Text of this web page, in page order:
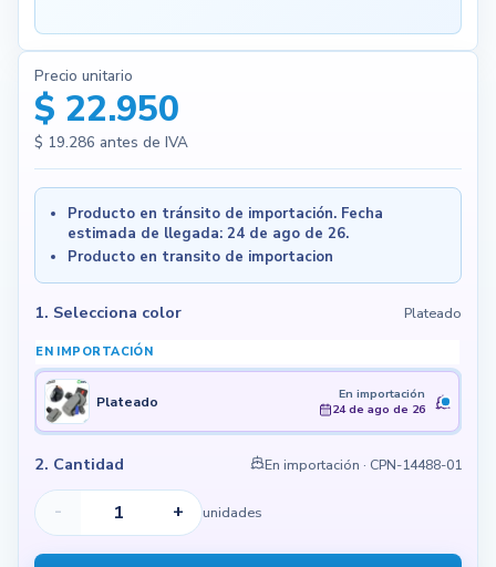
Precio unitario
$ 22.950
$ 19.286 antes de IVA
Producto en tránsito de importación. Fecha
estimada de llegada: 24 de ago de 26.
Producto en transito de importacion
1. Selecciona color Plateado
EN IMPORTACIÓN
Plateado
En importación
24 de ago de 26
2. Cantidad En importación · CPN-14488-01
- + unidades